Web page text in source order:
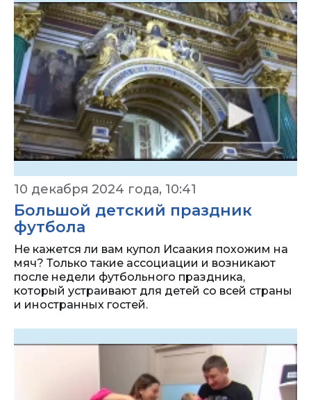
10 декабря 2024 года, 10:41
Большой детский праздник
футбола
Не кажется ли вам купол Исаакия похожим на
мяч? Только такие ассоциации и возникают
после недели футбольного праздника,
который устраивают для детей со всей страны
и иностранных гостей.